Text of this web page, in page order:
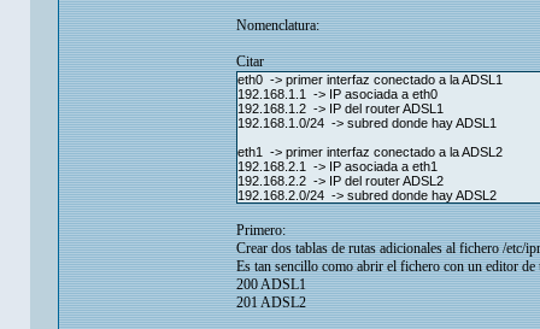
Nomenclatura:
Citar
eth0 -> primer interfaz conectado a la ADSL1
192.168.1.1 -> IP asociada a eth0
192.168.1.2 -> IP del router ADSL1
192.168.1.0/24 -> subred donde hay ADSL1
eth1 -> primer interfaz conectado a la ADSL2
192.168.2.1 -> IP asociada a eth1
192.168.2.2 -> IP del router ADSL2
192.168.2.0/24 -> subred donde hay ADSL2
Primero:
Crear dos tablas de rutas adicionales al fichero /etc/
Es tan sencillo como abrir el fichero con un editor
200 ADSL1
201 ADSL2